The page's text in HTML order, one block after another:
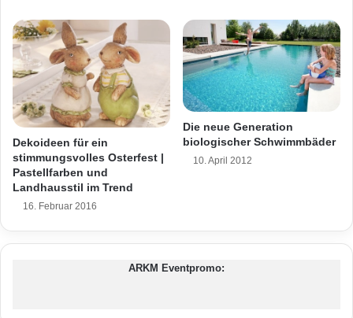
t
e
n
t
o
u
r
i
s
m
u
Dekoideen für ein
stimmungsvolles Osterfest |
Pastellfarben und
Landhausstil im Trend
16. Februar 2016
Die neue Generation
biologischer Schwimmbäder
10. April 2012
ARKM Eventpromo: